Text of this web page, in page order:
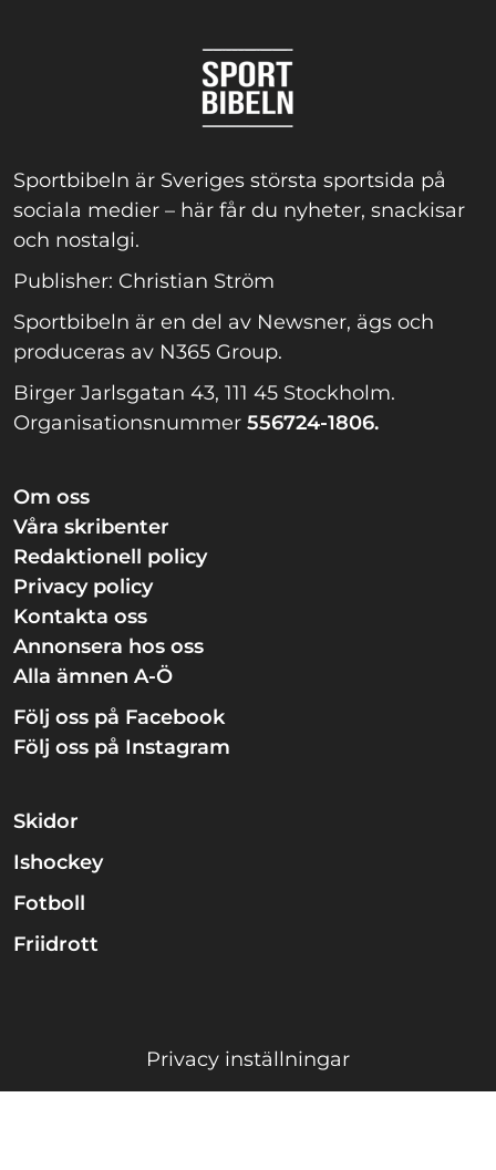
Sportbibeln är Sveriges största sportsida på
sociala medier – här får du nyheter, snackisar
och nostalgi.
Publisher: Christian Ström
Sportbibeln är en del av Newsner, ägs och
produceras av N365 Group.
Birger Jarlsgatan 43, 111 45 Stockholm.
Organisationsnummer 556724-1806.
Om oss
Våra skribenter
Redaktionell policy
Privacy policy
Kontakta oss
Annonsera hos oss
Alla ämnen A-Ö
Följ oss på Facebook
Följ oss på Instagram
Skidor
Ishockey
Fotboll
Friidrott
Privacy inställningar